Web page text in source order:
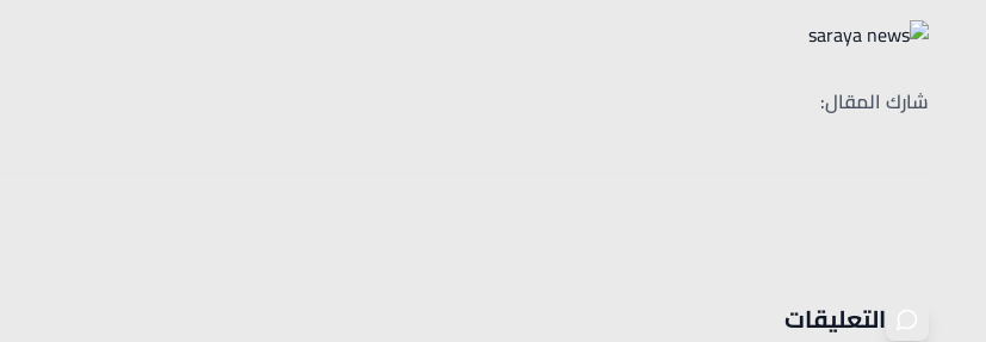
شارك المقال:
التعليقات